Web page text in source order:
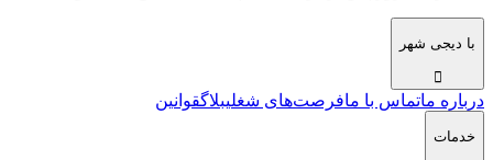
با دیجی شهر
درباره ماتماس با مافرصت‌های شغلیبلاگقوانین
خدمات